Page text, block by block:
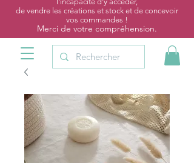
de vendre les créations et stock et de concevoir
vos commandes !
Merci de votre compréhension.